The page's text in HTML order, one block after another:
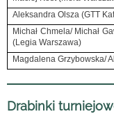
Aleksandra Olsza (GTT
Michał Chmela/ Michał
(Legia Warszawa)
Magdalena Grzybowska/
Drabinki